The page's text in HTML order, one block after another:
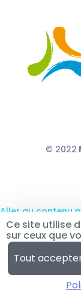
© 2022
Aller au contenu
Ouvrir la barre
Outils
Augmenter le
Diminuer le texte
Contraste
Ce site utilise
sur ceux que
Tout